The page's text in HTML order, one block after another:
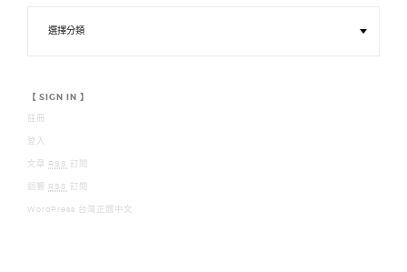
木
設
計
/
製
作
【 SIGN IN 】
註冊
登入
文章 RSS 訂閱
迴響 RSS 訂閱
WordPress 台灣正體中文